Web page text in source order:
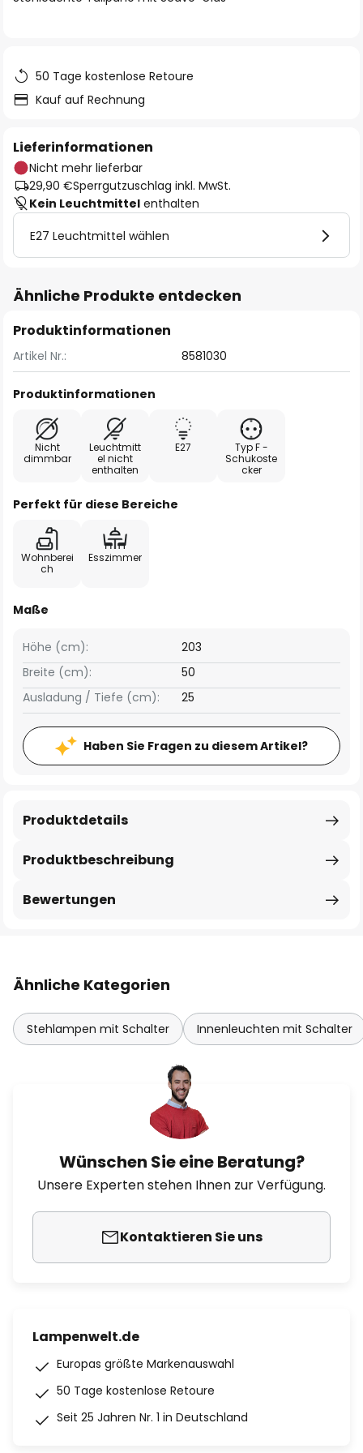
50 Tage kostenlose Retoure
Kauf auf Rechnung
Lieferinformationen
Nicht mehr lieferbar
29,90 €Sperrgutzuschlag inkl. MwSt.
Kein Leuchtmittel enthalten
E27 Leuchtmittel wählen
Ähnliche Produkte entdecken
Produktinformationen
Artikel Nr.: 8581030
Produktinformationen
Nicht
dimmbar
Leuchtmitt
el nicht
enthalten
E27
Typ F -
Schukoste
cker
Perfekt für diese Bereiche
Wohnberei
ch
Esszimmer
Maße
Breite (cm): 50
Höhe (cm): 203
Ausladung / Tiefe (cm): 25
Haben Sie Fragen zu diesem Artikel?
Produktbeschreibung
Produktdetails
Bewertungen
Ähnliche Kategorien
Stehlampen mit Schalter Innenleuchten mit Schalter
Wünschen Sie eine Beratung?
Unsere Experten stehen Ihnen zur Verfügung.
Kontaktieren Sie uns
Lampenwelt.de
Europas größte Markenauswahl
50 Tage kostenlose Retoure
Seit 25 Jahren Nr. 1 in Deutschland